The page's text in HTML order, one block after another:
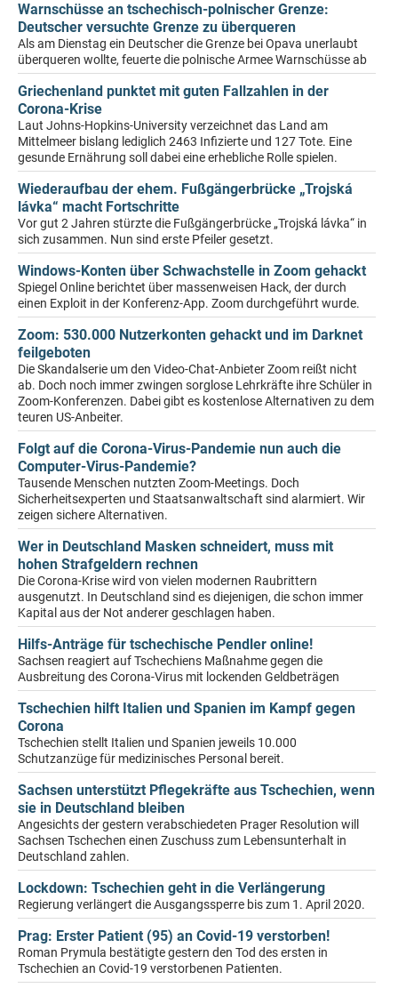
Warnschüsse an tschechisch-polnischer Grenze:
Deutscher versuchte Grenze zu überqueren
Als am Dienstag ein Deutscher die Grenze bei Opava unerlaubt
überqueren wollte, feuerte die polnische Armee Warnschüsse ab
Griechenland punktet mit guten Fallzahlen in der
Corona-Krise
Laut Johns-Hopkins-University verzeichnet das Land am
Mittelmeer bislang lediglich 2463 Infizierte und 127 Tote. Eine
gesunde Ernährung soll dabei eine erhebliche Rolle spielen.
Wiederaufbau der ehem. Fußgängerbrücke „Trojská
lávka“ macht Fortschritte
Vor gut 2 Jahren stürzte die Fußgängerbrücke „Trojská lávka“ in
sich zusammen. Nun sind erste Pfeiler gesetzt.
Windows-Konten über Schwachstelle in Zoom gehackt
Spiegel Online berichtet über massenweisen Hack, der durch
einen Exploit in der Konferenz-App. Zoom durchgeführt wurde.
Zoom: 530.000 Nutzerkonten gehackt und im Darknet
feilgeboten
Die Skandalserie um den Video-Chat-Anbieter Zoom reißt nicht
ab. Doch noch immer zwingen sorglose Lehrkräfte ihre Schüler in
Zoom-Konferenzen. Dabei gibt es kostenlose Alternativen zu dem
teuren US-Anbeiter.
Folgt auf die Corona-Virus-Pandemie nun auch die
Computer-Virus-Pandemie?
Tausende Menschen nutzten Zoom-Meetings. Doch
Sicherheitsexperten und Staatsanwaltschaft sind alarmiert. Wir
zeigen sichere Alternativen.
Wer in Deutschland Masken schneidert, muss mit
hohen Strafgeldern rechnen
Die Corona-Krise wird von vielen modernen Raubrittern
ausgenutzt. In Deutschland sind es diejenigen, die schon immer
Kapital aus der Not anderer geschlagen haben.
Hilfs-Anträge für tschechische Pendler online!
Sachsen reagiert auf Tschechiens Maßnahme gegen die
Ausbreitung des Corona-Virus mit lockenden Geldbeträgen
Tschechien hilft Italien und Spanien im Kampf gegen
Corona
Tschechien stellt Italien und Spanien jeweils 10.000
Schutzanzüge für medizinisches Personal bereit.
Sachsen unterstützt Pflegekräfte aus Tschechien, wenn
sie in Deutschland bleiben
Angesichts der gestern verabschiedeten Prager Resolution will
Sachsen Tschechen einen Zuschuss zum Lebensunterhalt in
Deutschland zahlen.
Lockdown: Tschechien geht in die Verlängerung
Regierung verlängert die Ausgangssperre bis zum 1. April 2020.
Prag: Erster Patient (95) an Covid-19 verstorben!
Roman Prymula bestätigte gestern den Tod des ersten in
Tschechien an Covid-19 verstorbenen Patienten.